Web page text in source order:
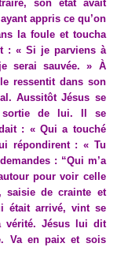
son état avait
appris ce qu’on
la foule et toucha
: « Si je parviens à
serai sauvée. » À
ressentit dans son
Aussitôt Jésus se
sortie de lui. Il se
: « Qui a touché
répondirent : « Tu
: “Qui m’a
pour voir celle
saisie de crainte et
était arrivé, vint se
vérité. Jésus lui dit
Va en paix et sois